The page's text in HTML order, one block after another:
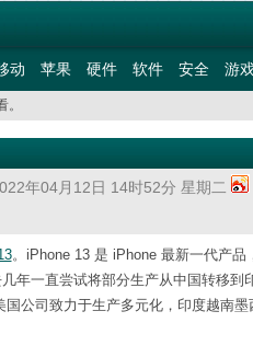
动 苹果 硬件 软件 安全 游
。
年04月12日 14时52分 星期二
。iPhone 13 是 iPhone 最新一代产
年一直尝试将部分生产从中国转移
公司致力于生产多元化，印度越南墨